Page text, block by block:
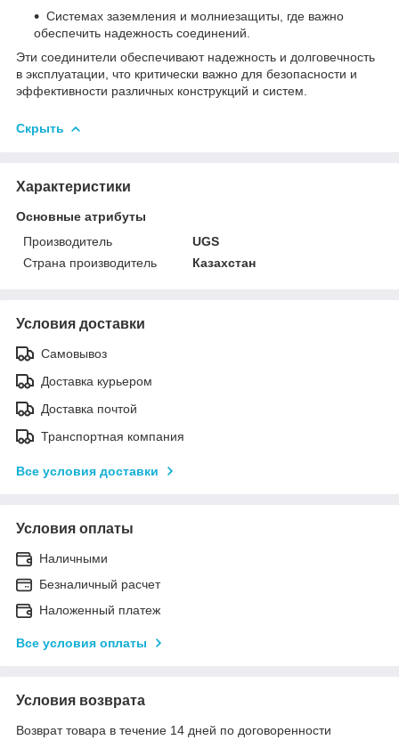
Системах заземления и молниезащиты, где важно
обеспечить надежность соединений.
Эти соединители обеспечивают надежность и долговечность
в эксплуатации, что критически важно для безопасности и
эффективности различных конструкций и систем.
Скрыть
Характеристики
Основные атрибуты
Производитель
UGS
Страна производитель
Казахстан
Условия доставки
Самовывоз
Доставка курьером
Доставка почтой
Транспортная компания
Все условия доставки
Условия оплаты
Наличными
Безналичный расчет
Наложенный платеж
Все условия оплаты
Условия возврата
Возврат товара в течение 14 дней по договоренности